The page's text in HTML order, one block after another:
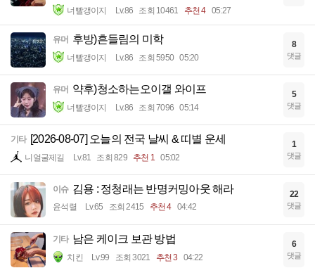
너빨갱이지 Lv.86 조회 10461 추천 4 05:27
유머 후방)흔들림의 미학
너빨갱이지 Lv.86 조회 5950 05:20
8
댓글
유머 약후)청소하는오이갤 와이프
너빨갱이지 Lv.86 조회 7096 05:14
5
댓글
기타 [2026-08-07] 오늘의 전국 날씨 & 띠별 운세
니얼굴제길 Lv.81 조회 829 추천 1 05:02
1
댓글
이슈 김용 : 정청래는 반명커밍아웃 해라
윤석렬 Lv.65 조회 2415 추천 4 04:42
22
댓글
기타 남은 케이크 보관 방법
치킨 Lv.99 조회 3021 추천 3 04:22
6
댓글